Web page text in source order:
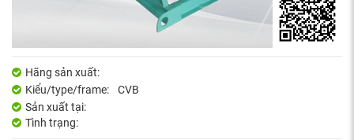
Hãng sản xuất:
Kiểu/type/frame:
CVB
Sản xuất tại:
Tình trạng: